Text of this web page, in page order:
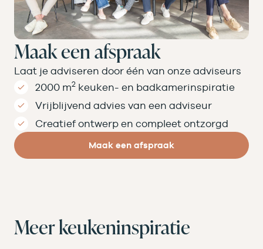
Maak een afspraak
Laat je adviseren door één van onze adviseurs
2000 m2 keuken- en badkamer­inspiratie
Vrijblijvend advies van een adviseur
Creatief ontwerp en compleet ontzorgd
Maak een afspraak
Meer keukeninspiratie